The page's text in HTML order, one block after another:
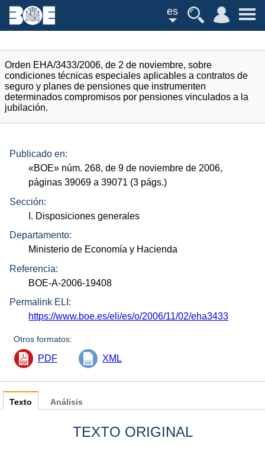
es
Orden EHA/3433/2006, de 2 de noviembre, sobre
condiciones técnicas especiales aplicables a contratos de
seguro y planes de pensiones que instrumenten
determinados compromisos por pensiones vinculados a la
jubilación.
Publicado en:
«BOE» núm. 268, de 9 de noviembre de 2006,
páginas 39069 a 39071 (3 págs.)
Sección:
I. Disposiciones generales
Departamento:
Ministerio de Economía y Hacienda
Referencia:
BOE-A-2006-19408
Permalink ELI:
https://www.boe.es/eli/es/o/2006/11/02/eha3433
Otros formatos:
PDF XML
Texto
TEXTO ORIGINAL
Análisis